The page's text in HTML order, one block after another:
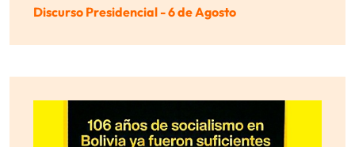
Discurso Presidencial - 6 de Agosto